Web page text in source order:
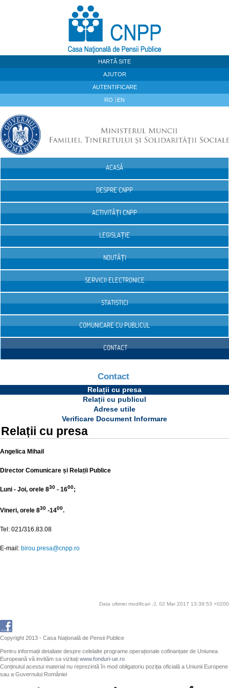
HARTĂ SITE
AJUTOR
AUTENTIFICARE
RO EN
ACASĂ
DESPRE CNPP
ACTIVITĂȚI CNPP
LEGISLAȚIE
NOUTĂȚI
SERVICII ELECTRONICE
STATISTICI
COMUNICARE CU PUBLICUL
CONTACT
Contact
Relații cu presa
Relații cu publicul
Adrese utile
Verificare Document Informare
Relații cu presa
Angelica Mihail
Director Comunicare și Relații Publice
Luni - Joi, orele 830 - 1600;
Vineri, orele 830 -1400.
Tel: 021/316.83.08
E-mail: birou.presa@cnpp.ro
Data ultimei modificari :J, 02 Mar 2017 13:39:53 +0200
Copyright 2013 - Casa Națională de Pensii Publice
Pentru informații detaliate despre celelalte programe operaționale cofinanțate de Uniunea
Europeană vă invităm sa vizitați www.fonduri-ue.ro
Conținutul acestui material nu reprezintă în mod obligatoriu poziția oficială a Uniunii Europene
sau a Guvernului României